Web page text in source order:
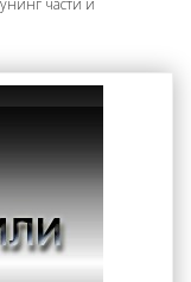
части и